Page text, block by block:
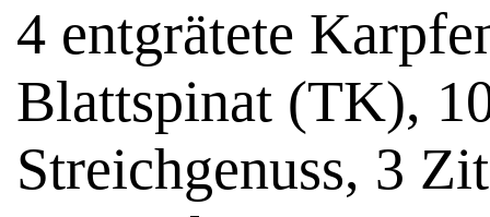
4 entgrätete
Blattspinat (TK),
Streichgenuss, 3